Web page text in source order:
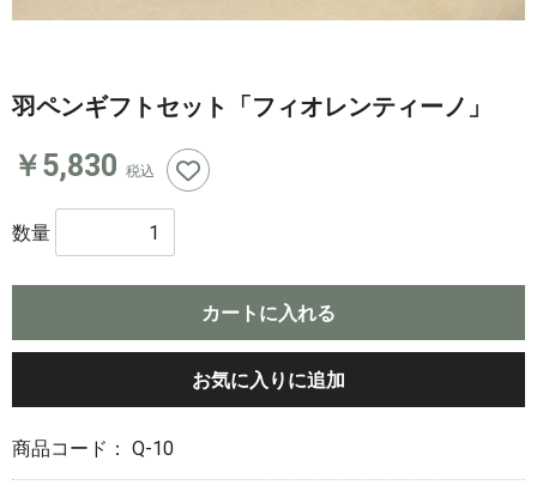
羽ペンギフトセット「フィオレンティーノ」
￥5,830 税込
数量
カートに入れる
お気に入りに追加
商品コード： Q-10